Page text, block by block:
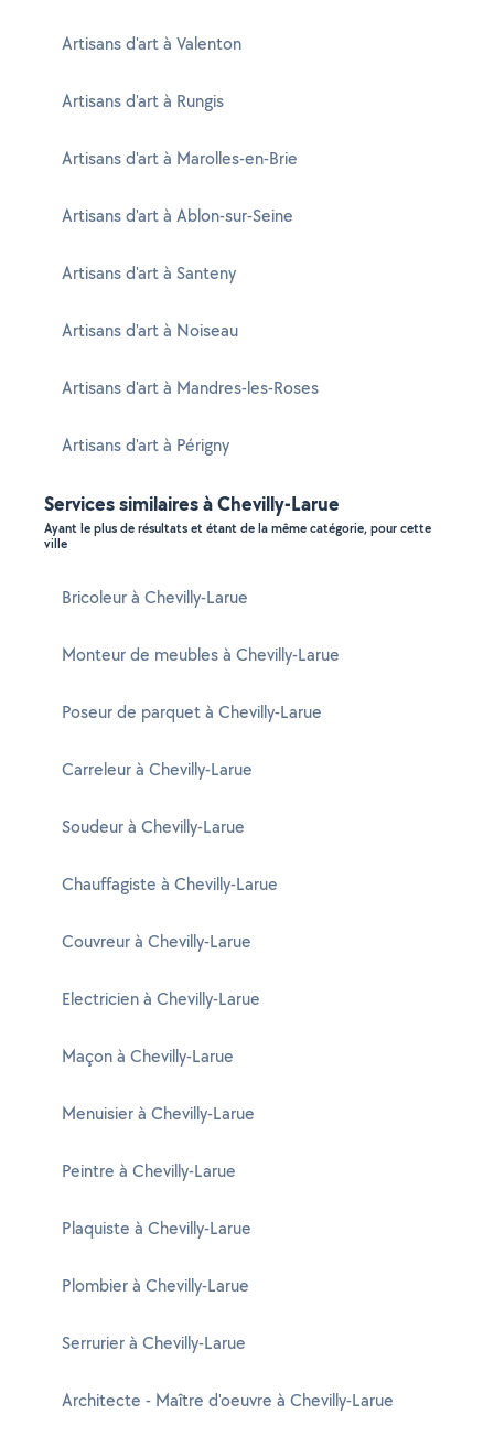
Artisans d'art à Valenton
Artisans d'art à Rungis
Artisans d'art à Marolles-en-Brie
Artisans d'art à Ablon-sur-Seine
Artisans d'art à Santeny
Artisans d'art à Noiseau
Artisans d'art à Mandres-les-Roses
Artisans d'art à Périgny
Services similaires à Chevilly-Larue
Ayant le plus de résultats et étant de la même catégorie, pour cette
ville
Bricoleur à Chevilly-Larue
Monteur de meubles à Chevilly-Larue
Poseur de parquet à Chevilly-Larue
Carreleur à Chevilly-Larue
Soudeur à Chevilly-Larue
Chauffagiste à Chevilly-Larue
Couvreur à Chevilly-Larue
Electricien à Chevilly-Larue
Maçon à Chevilly-Larue
Menuisier à Chevilly-Larue
Peintre à Chevilly-Larue
Plaquiste à Chevilly-Larue
Plombier à Chevilly-Larue
Serrurier à Chevilly-Larue
Architecte - Maître d'oeuvre à Chevilly-Larue